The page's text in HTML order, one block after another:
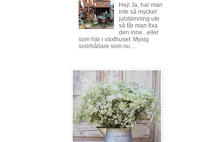
Hej! Ja, har man
inte så mycket
julstämning ute
så får man fixa
den inne...eller
som här i växthuset. Mysig
snörhållare som nu ...